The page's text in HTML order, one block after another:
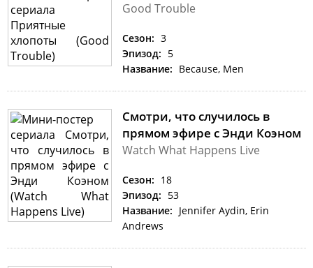
Good Trouble
Сезон: 3
Эпизод: 5
Название: Because, Men
Смотри, что случилось в
прямом эфире с Энди Коэном
Watch What Happens Live
Сезон: 18
Эпизод: 53
Название: Jennifer Aydin, Erin
Andrews